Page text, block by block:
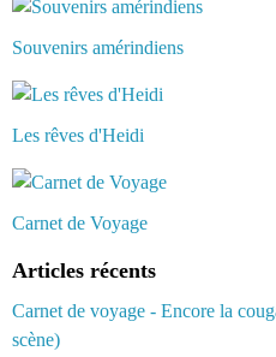
Souvenirs amérindiens
Les rêves d'Heidi
Carnet de Voyage
Articles récents
Carnet de voyage - Encore la
scène)